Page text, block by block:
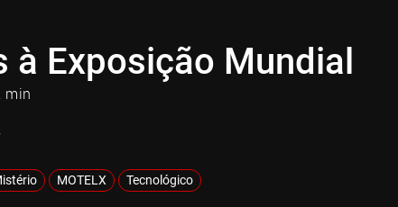
à Exposição Mundial
min
MOTELX Tecnológico